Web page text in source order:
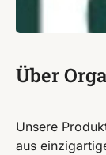
Über
Unsere
aus